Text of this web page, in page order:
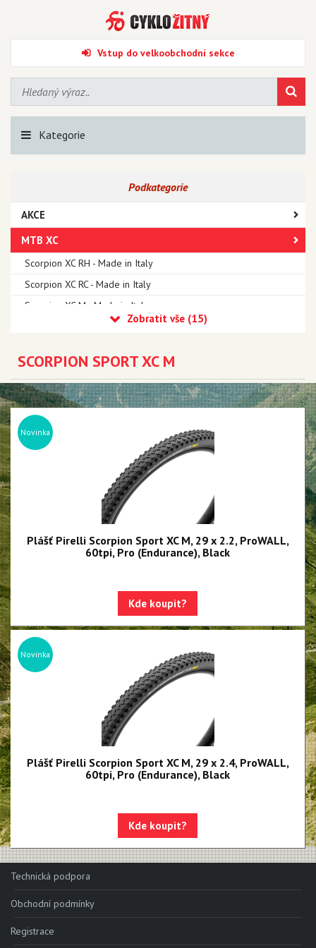
Vstup do velkoobchodní sekce
Kategorie
Podkategorie
AKCE
MTB XC
Scorpion XC RH - Made in Italy
Scorpion XC RC - Made in Italy
Scorpion XC M - Made in Italy
Scorpion XC M
Scorpion XC R
Scorpion XC S
Scorpion Sport XC H
Scorpion Sport XC M
MTB DH
Silniční Endurance
Silniční galusky
Gravel a Cyklokrosové
Trekingové a městské
Bezdušové těsnící tmely
SCORPION SPORT XC M
Novinka
Plášť Pirelli Scorpion Sport XC M, 29 x 2.2, ProWALL,
60tpi, Pro (Endurance), Black
Kde koupit?
Novinka
Plášť Pirelli Scorpion Sport XC M, 29 x 2.4, ProWALL,
60tpi, Pro (Endurance), Black
Kde koupit?
Technická podpora
Obchodní podmínky
Registrace